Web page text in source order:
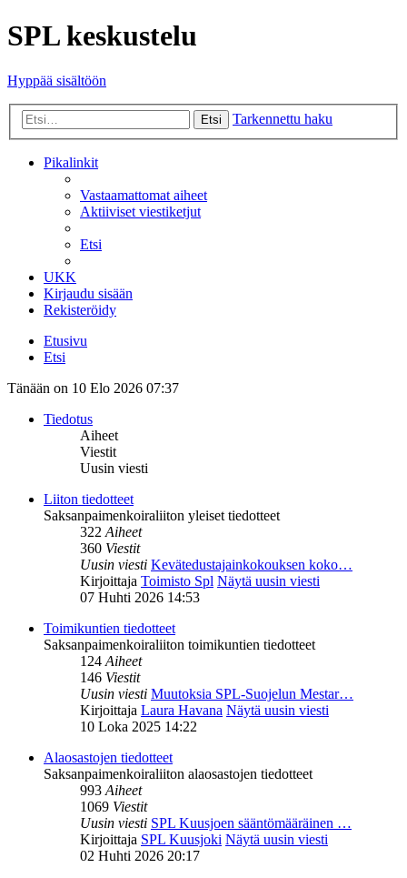
SPL keskustelu
Hyppää sisältöön
Etsi Tarkennettu haku
Pikalinkit
Vastaamattomat aiheet
Aktiiviset viestiketjut
Etsi
UKK
Kirjaudu sisään
Rekisteröidy
Etusivu
Etsi
Tänään on 10 Elo 2026 07:37
Tiedotus
Aiheet
Viestit
Uusin viesti
Liiton tiedotteet
Saksanpaimenkoiraliiton yleiset tiedotteet
322Aiheet
360 Viestit
Uusin viesti Kevätedustajainkokouksen koko…
Kirjoittaja Toimisto Spl Näytä uusin viesti
07 Huhti 2026 14:53
Toimikuntien tiedotteet
Saksanpaimenkoiraliiton toimikuntien tiedotteet
124Aiheet
146 Viestit
Uusin viesti Muutoksia SPL-Suojelun Mestar…
Kirjoittaja Laura Havana Näytä uusin viesti
10 Loka 2025 14:22
Alaosastojen tiedotteet
Saksanpaimenkoiraliiton alaosastojen tiedotteet
993Aiheet
1069 Viestit
Uusin viesti SPL Kuusjoen sääntömääräinen …
Kirjoittaja SPL Kuusjoki Näytä uusin viesti
02 Huhti 2026 20:17